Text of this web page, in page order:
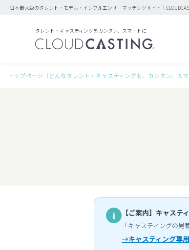
日本最大級のタレント・モデル・インフルエンサーマッチングサイト｜
タレント・キャスティングをカンタン、スマートに
トップページ（どんなタレント・キャスティングも、カンタン、スマ
i 【ご案内】キャステ
「キャスティングの
→キャスティング専